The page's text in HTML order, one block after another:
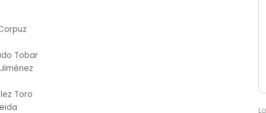
Tobar
Toro